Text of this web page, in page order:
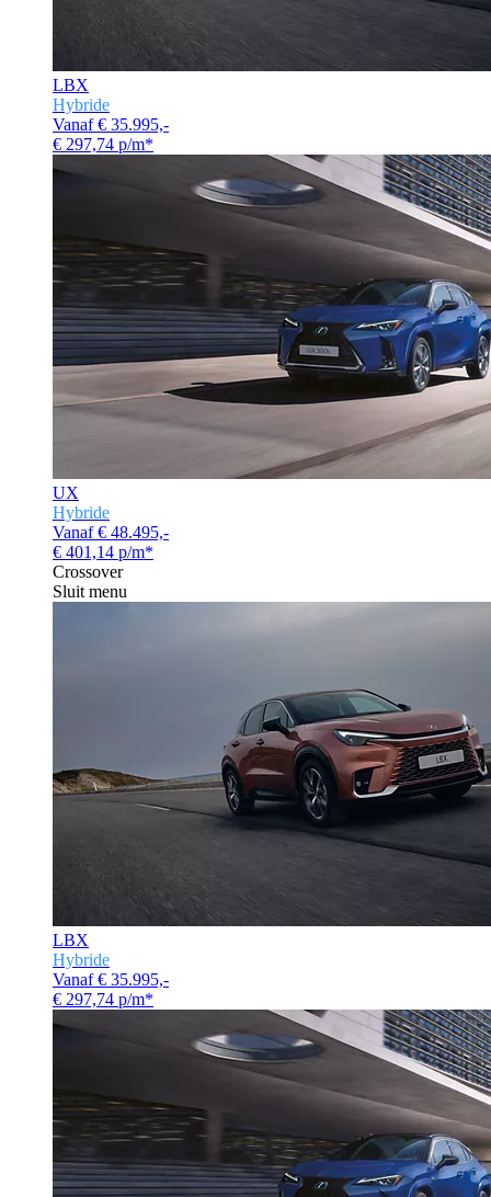
LBX
Hybride
Vanaf € 35.995,-
€ 297,74 p/m*
UX
Hybride
Vanaf € 48.495,-
€ 401,14 p/m*
Crossover
Sluit menu
LBX
Hybride
Vanaf € 35.995,-
€ 297,74 p/m*